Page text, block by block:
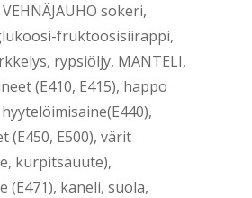
sokeri,
fruktoosisiirappi,
rypsiöljy, MANTELI,
(E410, E415), happo
(E450, E500), värit
kurpitsauute),
(E471), kaneli, suola,